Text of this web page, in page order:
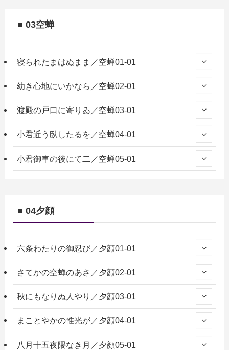
■ 03空蝉
寝られたまはぬまま／空蝉01-01
幼き心地にいかなら／空蝉02-01
渡殿の戸口に寄りゐ／空蝉03-01
小君近う臥したるを／空蝉04-01
小君御車の後にて二／空蝉05-01
■ 04夕顔
六条わたりの御忍び／夕顔01-01
さてかの空蝉のあさ／夕顔02-01
秋にもなりぬ人やり／夕顔03-01
まことやかの惟光が／夕顔04-01
八月十五夜隈なき月／夕顔05-01